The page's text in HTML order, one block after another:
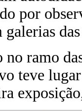
por
galerias
no ramo
teve